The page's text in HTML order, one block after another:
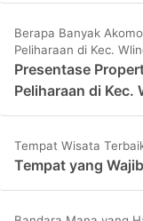
Berapa Banyak
Peliharaan di Kec.
Presentase
Peliharaan di Kec.
Tempat Wisata
Tempat yang